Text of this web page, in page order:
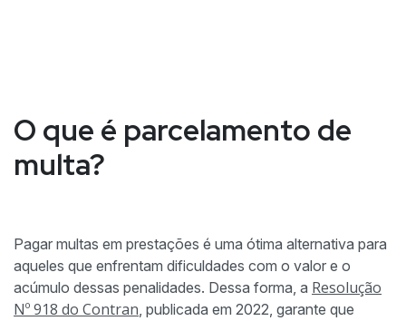
O que é parcelamento de
multa?
Pagar multas em prestações é uma ótima alternativa para
aqueles que enfrentam dificuldades com o valor e o
acúmulo dessas penalidades. Dessa forma, a Resolução
Nº 918 do Contran, publicada em 2022, garante que